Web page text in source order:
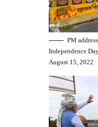
PM
Independence
August 15, 2022.